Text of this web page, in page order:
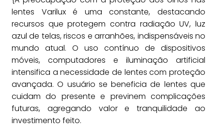
lentes Varilux é uma constante, destacando
recursos que protegem contra radiação UV, luz
azul de telas, riscos e arranhões, indispensáveis no
mundo atual. O uso contínuo de dispositivos
móveis, computadores e iluminação artificial
intensifica a necessidade de lentes com proteção
avançada. O usuário se beneficia de lentes que
cuidam do presente e previnem complicações
futuras, agregando valor e tranquilidade ao
investimento feito.